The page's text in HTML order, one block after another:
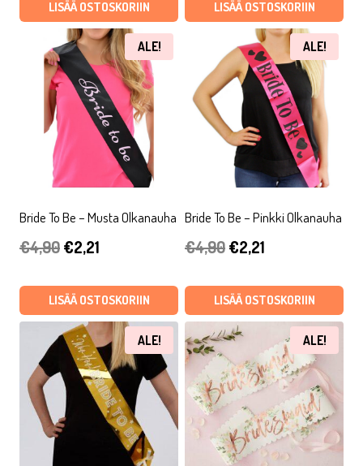
€8,50.€3,83.
LISÄÄ OSTOSKORIIN
€22,90.€10,31.
LISÄÄ OSTOSKORIIN
ALE!
Bride To Be – Musta Olkanauha
€4,90Alkuperäinen
oli:
€4,90.
€2,21
on:
€2,21.
LISÄÄ OSTOSKORIIN
ALE!
Bride To Be – Pinkki Olkanauha
€4,90Alkuperäinen
oli:
€4,90.
€2,21
on:
€2,21.
LISÄÄ OSTOSKORIIN
ALE! ALE!